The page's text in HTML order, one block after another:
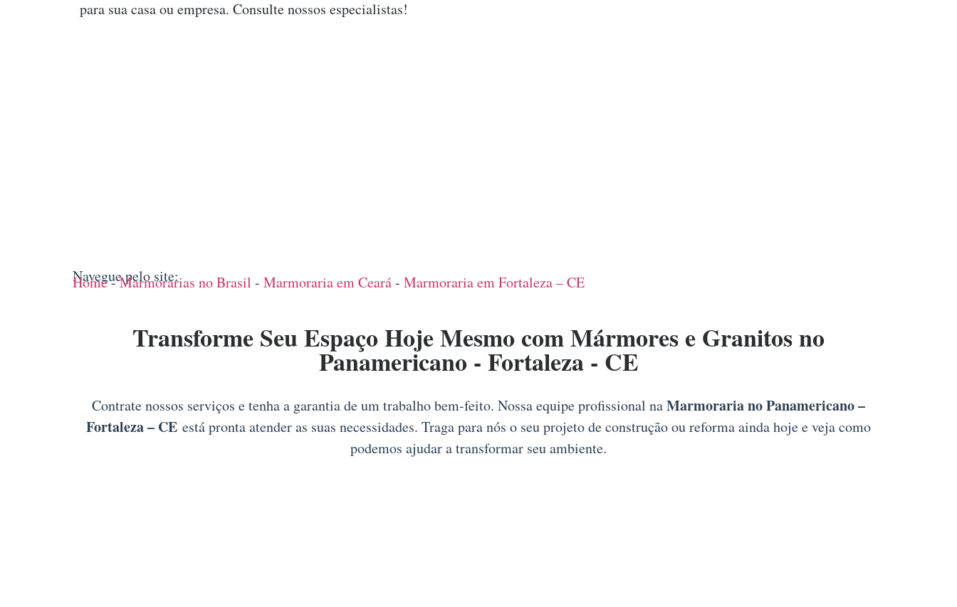
para sua casa ou empresa. Consulte nossos especialistas!
Navegue pelo site:
Home-Marmorarias no Brasil - Marmoraria em Ceará- Marmoraria em Fortaleza – CE
Transforme Seu Espaço Hoje Mesmo com Mármores e Granitos no
Panamericano - Fortaleza - CE
Contrate nossos serviços e tenha a garantia de um trabalho bem-feito. Nossa equipe profissional naMarmoraria no Panamericano –
Fortaleza – CE está pronta atender as suas necessidades. Traga para nós o seu projeto de construção ou reforma ainda hoje e veja como
podemos ajudar a transformar seu ambiente.